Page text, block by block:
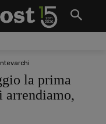
la prima
arrendiamo,